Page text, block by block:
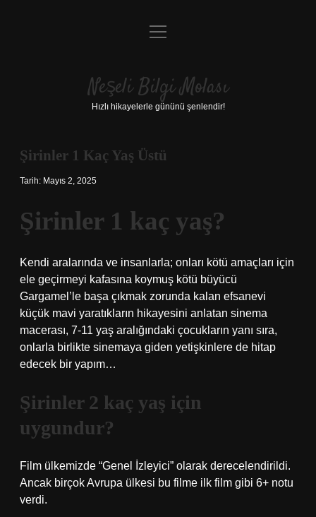
Anasayfa
Yasal Uyarı
menüyü
Neşeli Bilgi Molası
Hızlı hikayelerle gününü şenlendir!
Şirinler 1 Kaç Yaş Üstü
Tarih: Mayıs 2, 2025
Şirinler 1 kaç yaş?
Kendi aralarında ve insanlarla; onları kötü amaçları için
ele geçirmeyi kafasına koymuş kötü büyücü
Gargamel’le başa çıkmak zorunda kalan efsanevi
küçük mavi yaratıkların hikayesini anlatan sinema
macerası, 7-11 yaş aralığındaki çocukların yanı sıra,
onlarla birlikte sinemaya giden yetişkinlere de hitap
edecek bir yapım…
Şirinler 2 kaç yaş için
uygundur?
Film ülkemizde “Genel İzleyici” olarak derecelendirildi.
Ancak birçok Avrupa ülkesi bu filme ilk film gibi 6+ notu
verdi.